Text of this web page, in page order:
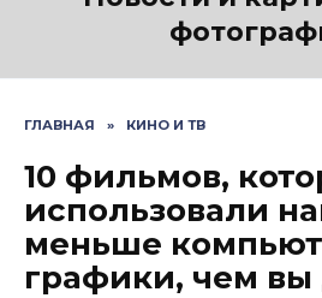
ГЛАВНАЯ » КИНО И ТВ
10 фильмов,
использовали
меньше
графики, чем вы